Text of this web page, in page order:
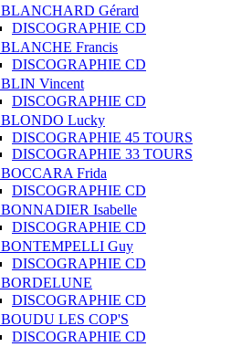
BLANCHARD Gérard
DISCOGRAPHIE CD
BLANCHE Francis
DISCOGRAPHIE CD
BLIN Vincent
DISCOGRAPHIE CD
BLONDO Lucky
DISCOGRAPHIE 45 TOURS
DISCOGRAPHIE 33 TOURS
BOCCARA Frida
DISCOGRAPHIE CD
BONNADIER Isabelle
DISCOGRAPHIE CD
BONTEMPELLI Guy
DISCOGRAPHIE CD
BORDELUNE
DISCOGRAPHIE CD
BOUDU LES COP'S
DISCOGRAPHIE CD